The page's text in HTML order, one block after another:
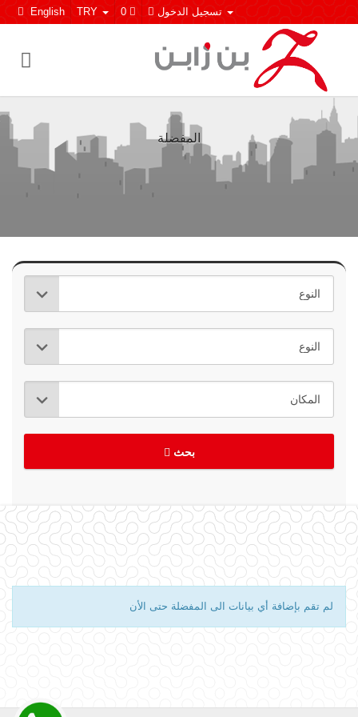
English TRY
المفضلة
بحث
لم تقم بإضافة أي بيانات الى المفضلة حتى الأن